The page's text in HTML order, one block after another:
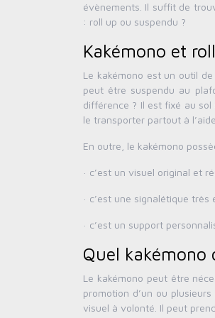
évènements. Il suffit de
: roll up ou suspendu ?
Kakémono et
Le kakémono est un outil
peut être suspendu au
différence ? Il est fixé au
le transporter partout à
En outre, le kakémono
· c’est un visuel original et
· c’est une signalétique
· c’est un support
Quel kakémono
Le kakémono peut être
promotion d’un ou
visuel à volonté. Il peut